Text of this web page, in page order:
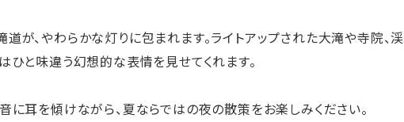
が、やわらかな灯りに包まれます。ライトアップされた大滝や寺院、渓
ひと味違う幻想的な表情を見せてくれます。
に耳を傾けながら、夏ならではの夜の散策をお楽しみください。